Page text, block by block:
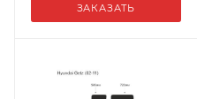
ЗАКАЗАТЬ